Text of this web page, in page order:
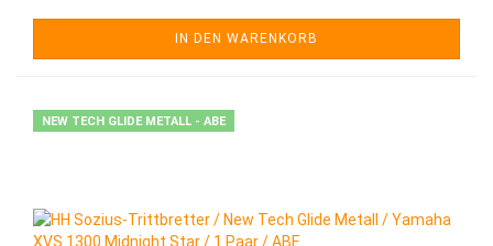
IN DEN WARENKORB
NEW TECH GLIDE METALL - ABE